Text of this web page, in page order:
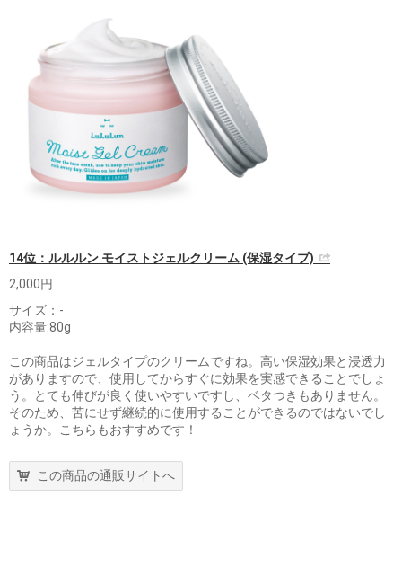
14位：ルルルン モイストジェルクリーム (保湿タイプ)
2,000円
サイズ：-
内容量:80g
この商品はジェルタイプのクリームですね。高い保湿効果と浸透力
がありますので、使用してからすぐに効果を実感できることでしょ
う。とても伸びが良く使いやすいですし、ベタつきもありません。
そのため、苦にせず継続的に使用することができるのではないでし
ょうか。こちらもおすすめです！
この商品の通販サイトへ